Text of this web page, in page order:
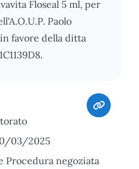
Floseal 5 ml, per
Paolo
favore della ditta
03/2025
Procedura negoziata